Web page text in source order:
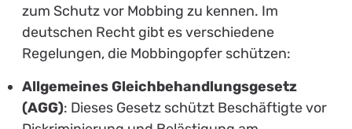
zum Schutz vor Mobbing zu kennen. Im
deutschen Recht gibt es verschiedene
Regelungen, die Mobbingopfer schützen:
Allgemeines Gleichbehandlungsgesetz
(AGG): Dieses Gesetz schützt Beschäftigte vor